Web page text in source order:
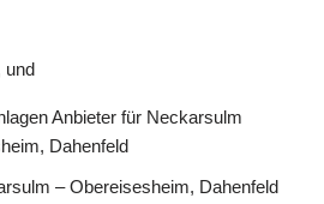
und
Anbieter für Neckarsulm
Dahenfeld
– Obereisesheim, Dahenfeld